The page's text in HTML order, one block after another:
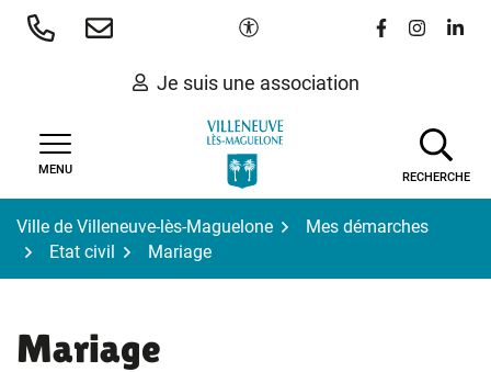
Aller
Paramètres d'accessibilité
Lien vers le
Lien vers
Lien
Je suis une association
MENU
RECHERCHE
Ville de Villeneuve-lès-Maguelone
Mes démarches
Etat civil
Mariage
Mariage